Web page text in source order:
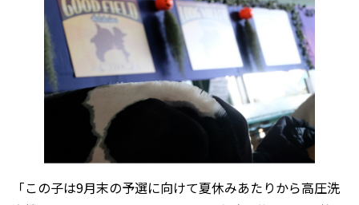
「この子は9月末の予選に向けて夏休みあたりから高圧洗